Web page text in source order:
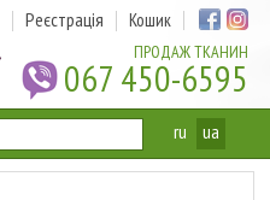
ПРОДАЖ ТКАНИН
067 450-6595
Реєстрація Кошик
ru ua